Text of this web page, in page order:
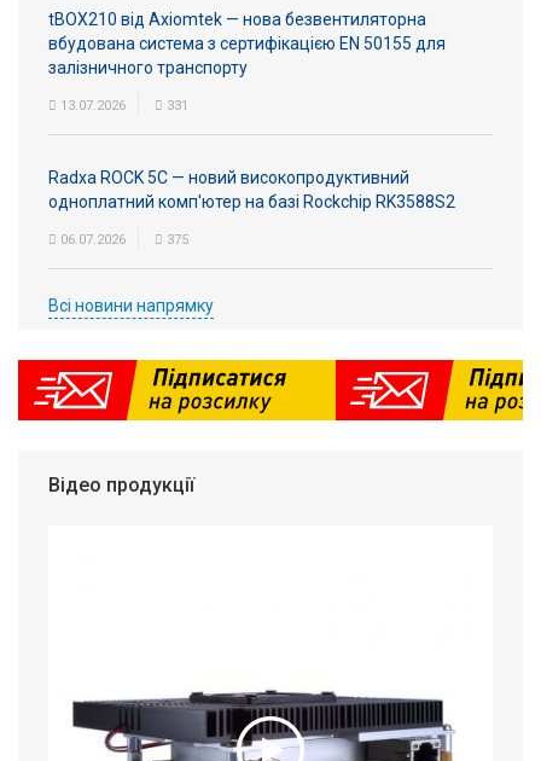
tBOX210 від Axiomtek — нова безвентиляторна
вбудована система з сертифікацією EN 50155 для
залізничного транспорту
13.07.2026 331
Radxa ROCK 5C — новий високопродуктивний
одноплатний комп'ютер на базі Rockchip RK3588S2
06.07.2026 375
Всі новини напрямку
Відео продукції